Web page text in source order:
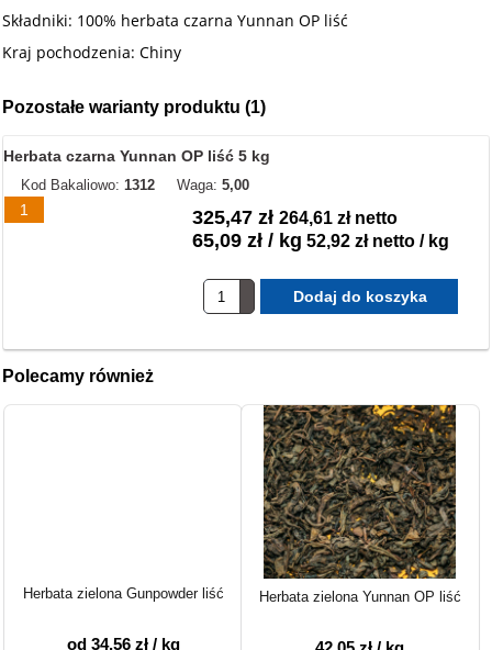
Składniki: 100% herbata czarna Yunnan OP liść
Kraj pochodzenia: Chiny
Pozostałe warianty produktu (1)
1
Herbata czarna Yunnan OP liść 5 kg
Kod Bakaliowo: 1312 Waga:5,00
325,47 zł 264,61 zł netto
65,09 zł / kg 52,92 zł netto / kg
Polecamy również
Herbata zielona Gunpowder liść
od 34,56 zł / kg
Herbata zielona Yunnan OP liść